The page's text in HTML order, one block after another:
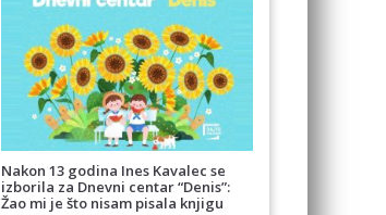
Nakon 13 godina Ines Kavalec se
izborila za Dnevni centar “Denis”:
Žao mi je što nisam pisala knjigu